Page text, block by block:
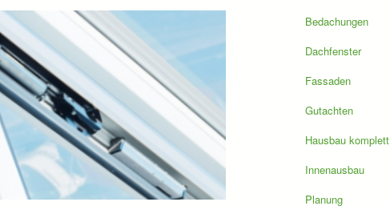
Bedachungen
Dachfenster
Fassaden
Gutachten
Hausbau komplett
Innenausbau
Planung